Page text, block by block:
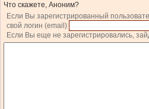
Что скажете, Аноним?
Если Вы зарегистрированный
свой логин (email)
Если Вы еще не зарегистрировались,